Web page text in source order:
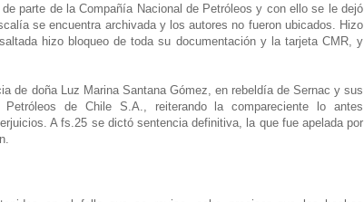
parte de la Compañía Nacional de Petróleos y con ello se le dejó
se encuentra archivada y los autores no fueron ubicados. Hizo
hizo bloqueo de toda su documentación y la tarjeta CMR, y
de doña Luz Marina Santana Gómez, en rebeldía de Sernac y sus
de Chile S.A., reiterando la compareciente lo antes
A fs.25 se dictó sentencia definitiva, la que fue apelada por